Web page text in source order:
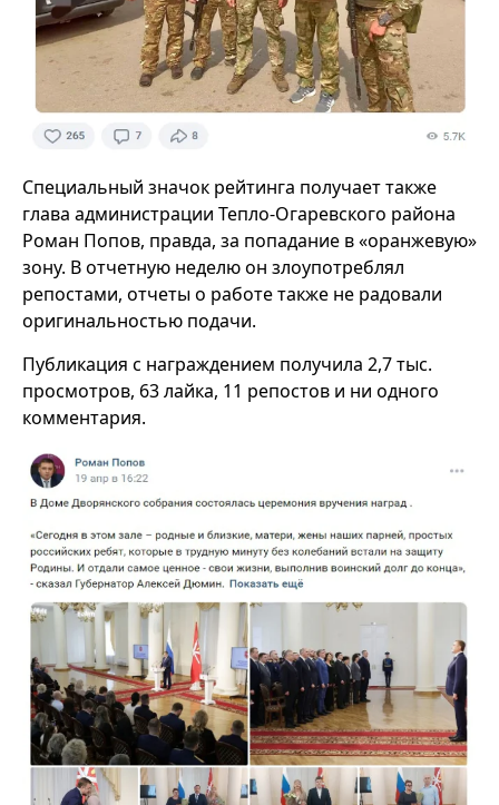
Специальный значок рейтинга получает также
глава администрации Тепло-Огаревского района
Роман Попов, правда, за попадание в «оранжевую»
зону. В отчетную неделю он злоупотреблял
репостами, отчеты о работе также не радовали
оригинальностью подачи.
Публикация с награждением получила 2,7 тыс.
просмотров, 63 лайка, 11 репостов и ни одного
комментария.